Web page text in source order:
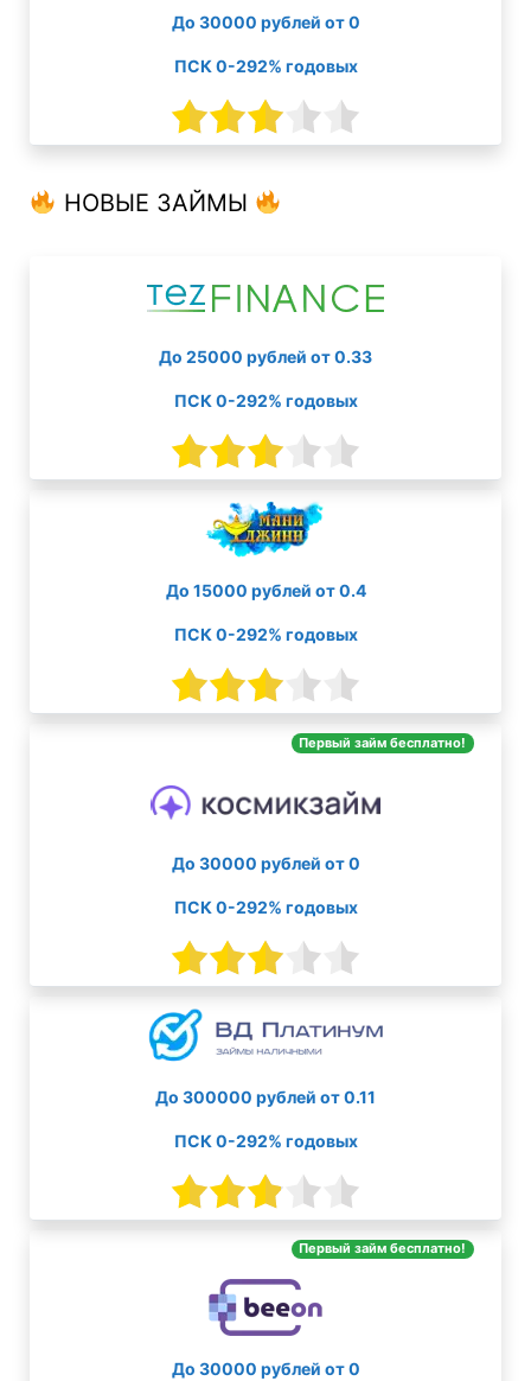
До 30000 рублей от 0
ПСК 0-292% годовых
НОВЫЕ ЗАЙМЫ
До 25000 рублей от 0.33
ПСК 0-292% годовых
До 15000 рублей от 0.4
ПСК 0-292% годовых
Первый займ бесплатно!
До 30000 рублей от 0
ПСК 0-292% годовых
До 300000 рублей от 0.11
ПСК 0-292% годовых
Первый займ бесплатно!
До 30000 рублей от 0